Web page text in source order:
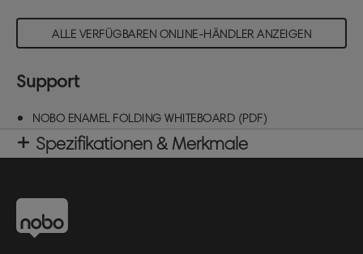
ALLE VERFÜGBAREN ONLINE-HÄNDLER ANZEIGEN
Support
NOBO ENAMEL FOLDING WHITEBOARD (PDF)
Spezifikationen & Merkmale